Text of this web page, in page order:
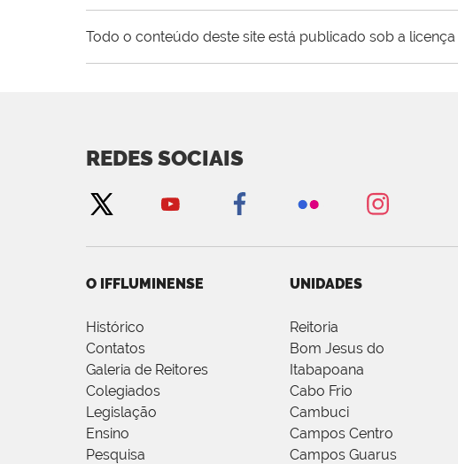
Todo o conteúdo deste site está publicado sob a licença
REDES SOCIAIS
O IFFLUMINENSE
Histórico
Contatos
Galeria de Reitores
Colegiados
Legislação
Ensino
Pesquisa
UNIDADES
Reitoria
Bom Jesus do
Itabapoana
Cabo Frio
Cambuci
Campos Centro
Campos Guarus